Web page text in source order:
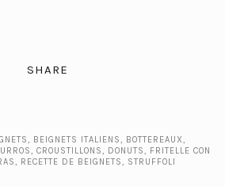
SHARE
BEIGNETS ITALIENS BOTTEREAUX
CROUSTILLONS DONUTS
FRITELLE CON
RECETTE DE BEIGNETS STRUFFOLI